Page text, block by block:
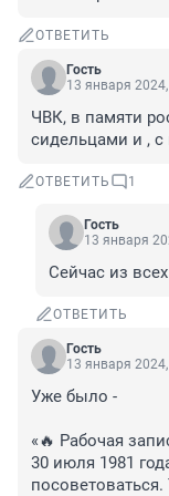
ОТВЕТИТЬ
Гость
13 января
ЧВК, в памяти
сидельцами и ,
ОТВЕТИТЬ 1
Гость
13 января
Сейчас из
ОТВЕТИТЬ
Гость
13 января
Уже было -
«🔥 Рабочая
30 июля 1981